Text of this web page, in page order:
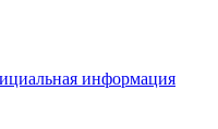
информация